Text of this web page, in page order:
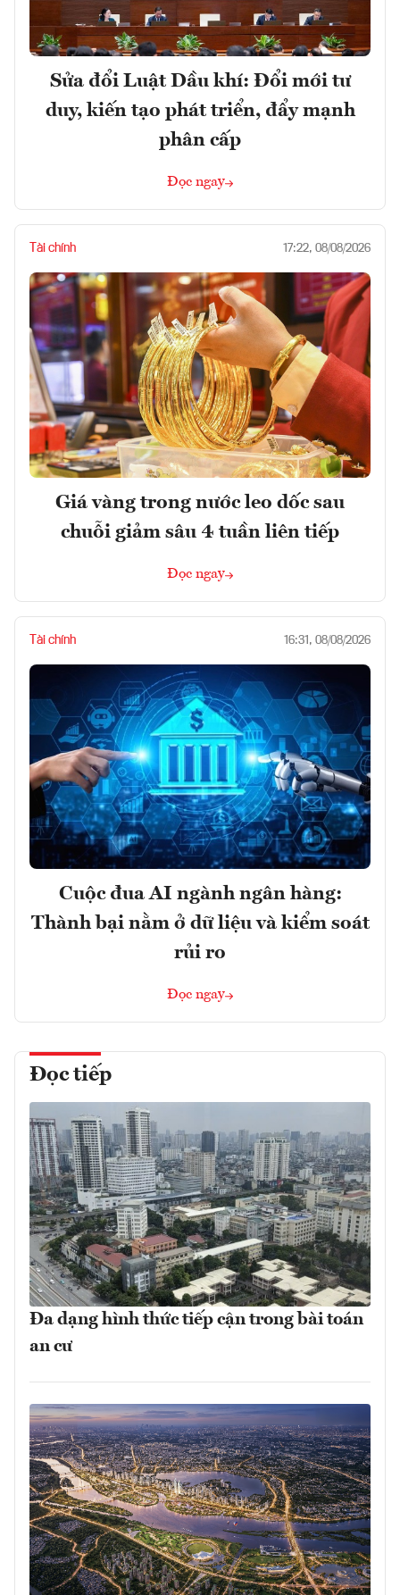
Sửa đổi Luật Dầu khí: Đổi mới tư
duy, kiến tạo phát triển, đẩy mạnh
phân cấp
Đọc ngay
Tài chính 17:22, 08/08/2026
Giá vàng trong nước leo dốc sau
chuỗi giảm sâu 4 tuần liên tiếp
Đọc ngay
Tài chính 16:31, 08/08/2026
Cuộc đua AI ngành ngân hàng:
Thành bại nằm ở dữ liệu và kiểm soát
rủi ro
Đọc ngay
Đọc tiếp
Đa dạng hình thức tiếp cận trong bài toán
an cư